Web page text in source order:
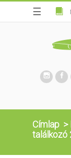
☰
Címlap >
találkozó